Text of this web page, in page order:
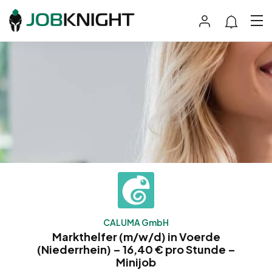
CALUMA GmbH
Markthelfer (m/w/d) in Voerde
(Niederrhein) – 16,40 € pro Stunde –
Minijob